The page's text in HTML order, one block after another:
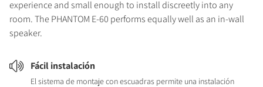
experience and small enough to install discreetly into any
room. The PHANTOM E-60 performs equally well as an in-wall
speaker.
Fácil instalación
El sistema de montaje con escuadras permite una instalación